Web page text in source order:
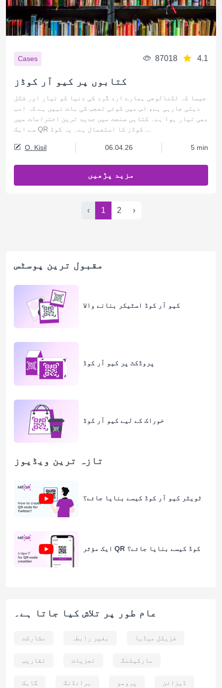
Cases 87018 4.1
کتابوں پر کیو آر کوڈز
جیسا کہ ٹکنالوجی ہمارے ارد گرد کی دنیا کو تیار اور شکل
دیتی جارہی ہے، اس میں کوئی تعجب کی بات نہیں ہے کہ ادب
بھی تیار ہوا ہے۔ کتابی صنعت میں جدید ترین اختراعات میں
O. Kisil 06.04.26 5 min
مزید پڑھیں
‹ 1 2 ›
مقبول ترین پوسٹس
کیو آر کوڈ اسٹیکر بنانے والا
پروڈکٹ پر کیو آر کوڈ
خوراک کے لیے کیو آر کوڈ
تازہ ترین ویڈیوز
ٹویٹر کیو آر کوڈ کیسے بنایا جائے؟
ایک مؤثر QR کوڈ کیسے بنایا جائے؟
عام طور پر تلاش کیا جاتا ہے۔
مشارکت بغیر رابطہ فزیکل میڈیا
تقاریب تجزیات مارکیٹنگ
گاہک برانڈنگ پرومو ڈیزائن